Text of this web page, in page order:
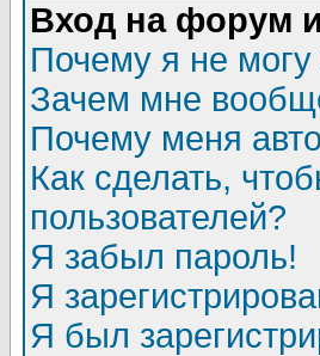
Вход на форум
Почему я не могу
Зачем мне
Почему меня
Как сделать,
пользователей?
Я забыл пароль!
Я
Я был